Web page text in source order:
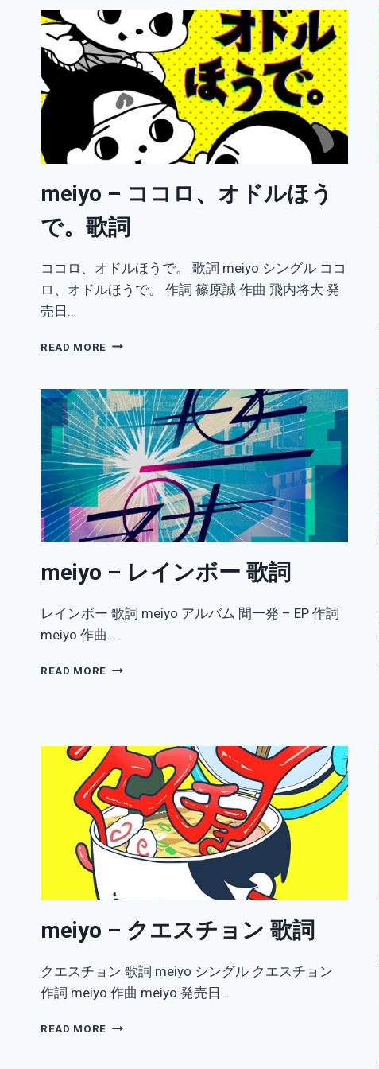
meiyo – ココロ、オドルほう
で。歌詞
ココロ、オドルほうで。 歌詞 meiyo シングル ココ
ロ、オドルほうで。 作詞 篠原誠 作曲 飛内将大 発
売日…
READ MORE MEIYO
コ
ロ、
オ
ド
ル
ほ
う
で。
歌
詞
meiyo – レインボー 歌詞
レインボー 歌詞 meiyo アルバム 間一発 – EP 作詞
meiyo 作曲…
READ MORE MEIYO
ボ
ー
歌
詞
meiyo – クエスチョン 歌詞
クエスチョン 歌詞 meiyo シングル クエスチョン
作詞 meiyo 作曲 meiyo 発売日…
READ MORE MEIYO